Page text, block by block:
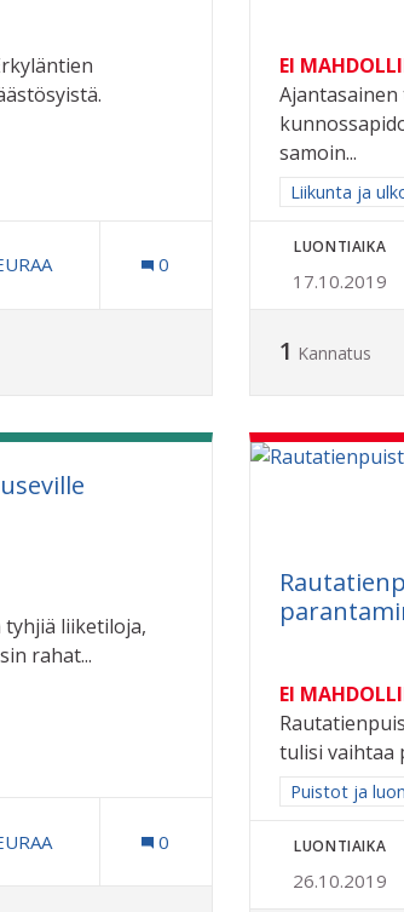
Rakennettu ympäristö
0
EI
samoin...
Rajaa
Liikunta ja
LUONTIAIKA
17.10.2019
1 Kannatus
tyhjiä liiketiloja,
rahat...
Taide ja kulttuuri
POP UP TAIDEGALLERIA NOUSEVILLE
0
EI
tulisi vaihtaa
Rajaa
Puistot ja
LUONTIAIKA
26.10.2019